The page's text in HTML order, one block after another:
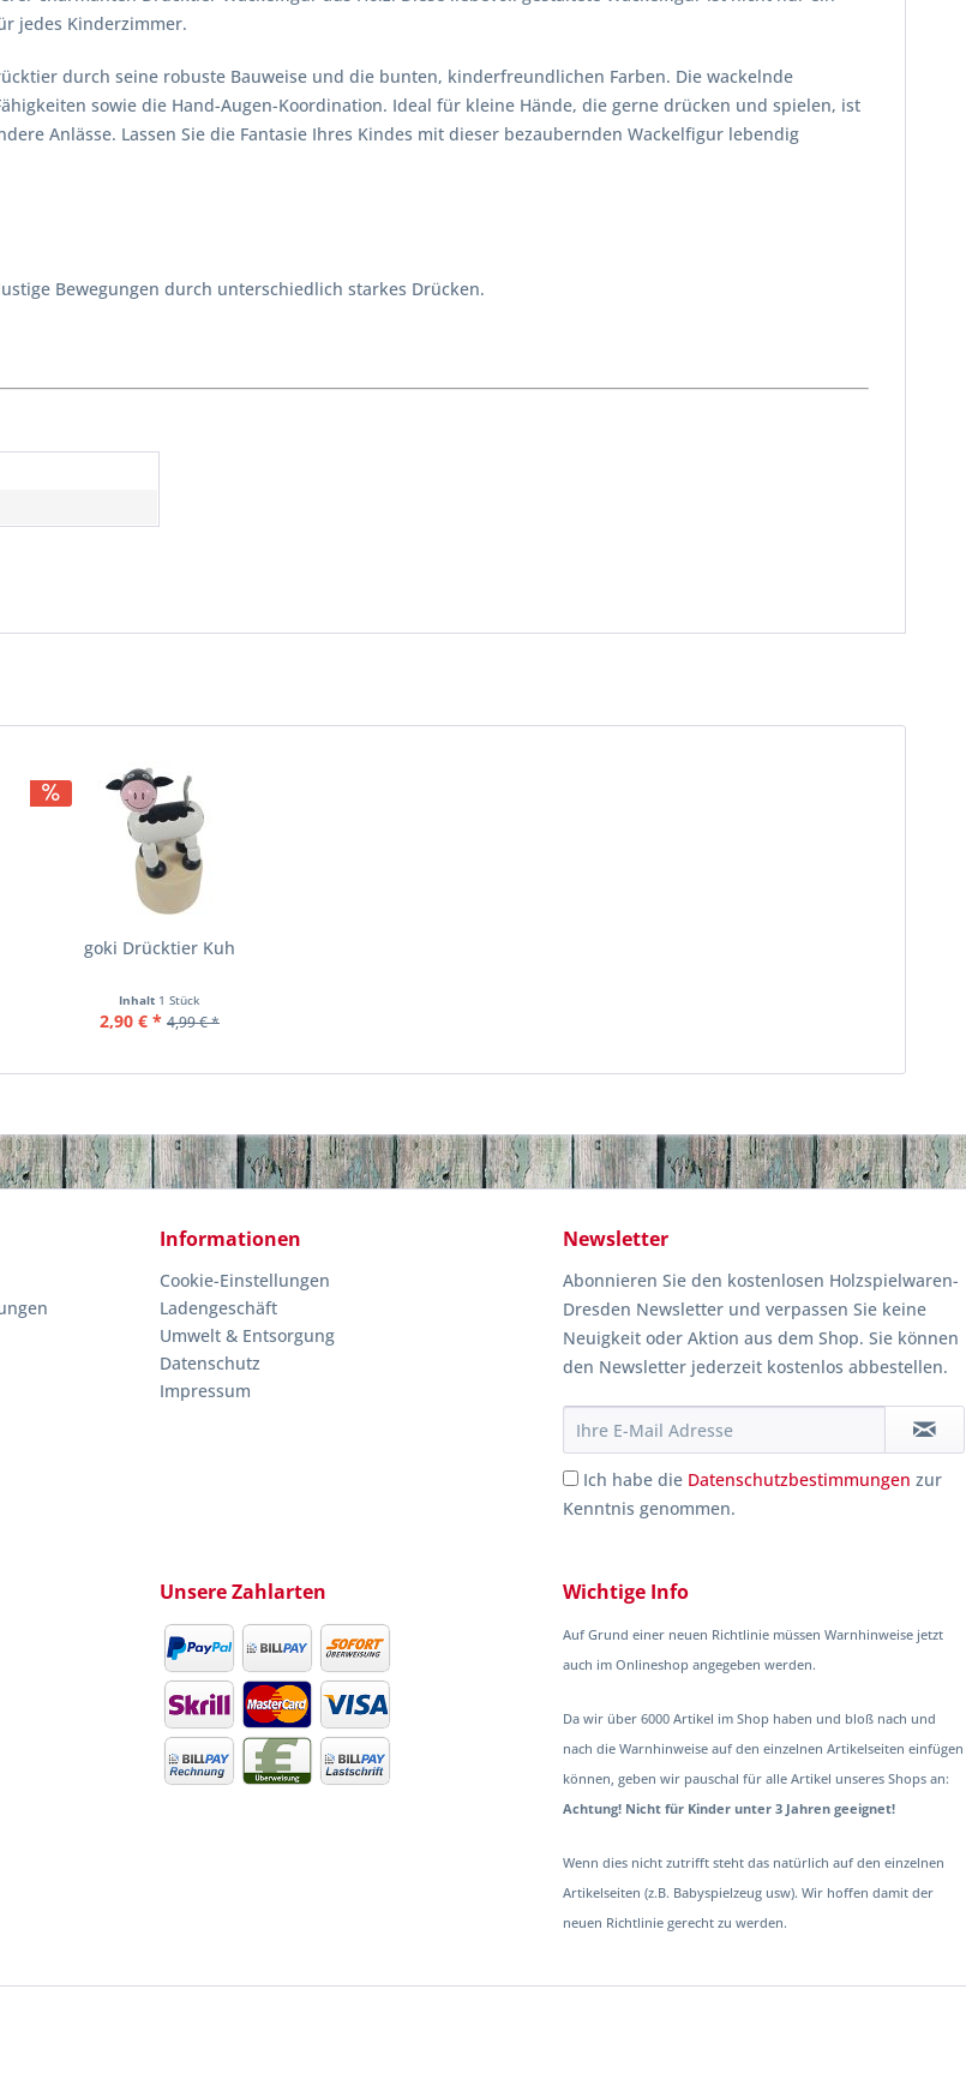
jedes Kinderzimmer.
durch seine robuste Bauweise und die bunten, kinderfreundlichen Farben. Die wackelnde
sowie die Hand-Augen-Koordination. Ideal für kleine Hände, die gerne drücken und spielen, ist
Anlässe. Lassen Sie die Fantasie Ihres Kindes mit dieser bezaubernden Wackelfigur lebendig
Bewegungen durch unterschiedlich starkes Drücken.
goki Drücktier Kuh
Inhalt 1 Stück
2,90 € * 4,99 € *
Informationen
Cookie-Einstellungen
Ladengeschäft
Umwelt & Entsorgung
Datenschutz
Impressum
Newsletter
Abonnieren Sie den kostenlosen Holzspielwaren-
Dresden Newsletter und verpassen Sie keine
Neuigkeit oder Aktion aus dem Shop. Sie können
den Newsletter jederzeit kostenlos abbestellen.
Ich habe die Datenschutzbestimmungen zur
Kenntnis genommen.
Unsere Zahlarten Wichtige Info
Auf Grund einer neuen Richtlinie müssen Warnhinweise jetzt
auch im Onlineshop angegeben werden.
Da wir über 6000 Artikel im Shop haben und bloß nach und
nach die Warnhinweise auf den einzelnen Artikelseiten einfügen
können, geben wir pauschal für alle Artikel unseres Shops an:
Achtung! Nicht für Kinder unter 3 Jahren geeignet!
Wenn dies nicht zutrifft steht das natürlich auf den einzelnen
Artikelseiten (z.B. Babyspielzeug usw). Wir hoffen damit der
neuen Richtlinie gerecht zu werden.